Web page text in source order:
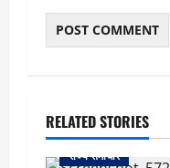
RELATED STORIES
राज्य समाचार